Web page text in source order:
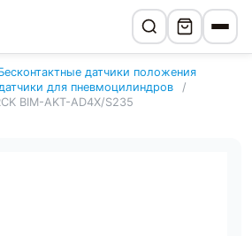
датчики положения
для пневмоцилиндров
/
BIM-AKT-AD4X/S235